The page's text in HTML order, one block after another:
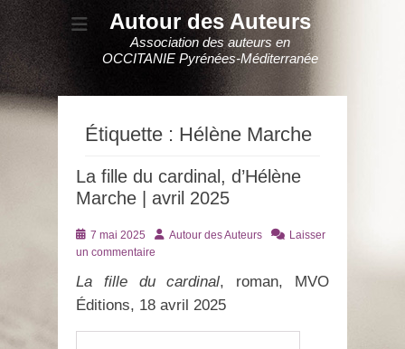
Autour des Auteurs
Association des auteurs en
OCCITANIE Pyrénées-Méditerranée
Étiquette : Hélène Marche
La fille du cardinal, d’Hélène
Marche | avril 2025
Posté
le
7 mai 2025 AuteurAutour des Auteurs
Laisser
un commentaire
La fille du cardinal, roman, MVO
Éditions, 18 avril 2025